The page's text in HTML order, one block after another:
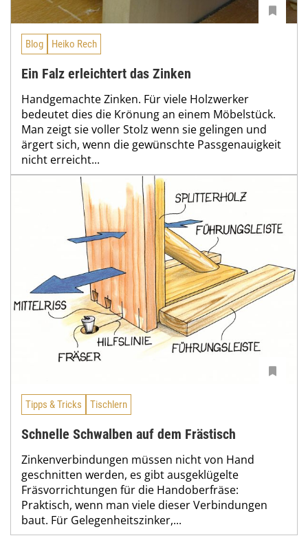
Blog Heiko Rech
Ein Falz erleichtert das Zinken
Handgemachte Zinken. Für viele Holzwerker
bedeutet dies die Krönung an einem Möbelstück.
Man zeigt sie voller Stolz wenn sie gelingen und
ärgert sich, wenn die gewünschte Passgenauigkeit
nicht erreicht...
Tipps & Tricks Tischlern
Schnelle Schwalben auf dem Frästisch
Zinkenverbindungen müssen nicht von Hand
geschnitten werden, es gibt ausgeklügelte
Fräsvorrichtungen für die Handoberfräse:
Praktisch, wenn man viele dieser Verbindungen
baut. Für Gelegenheitszinker,...